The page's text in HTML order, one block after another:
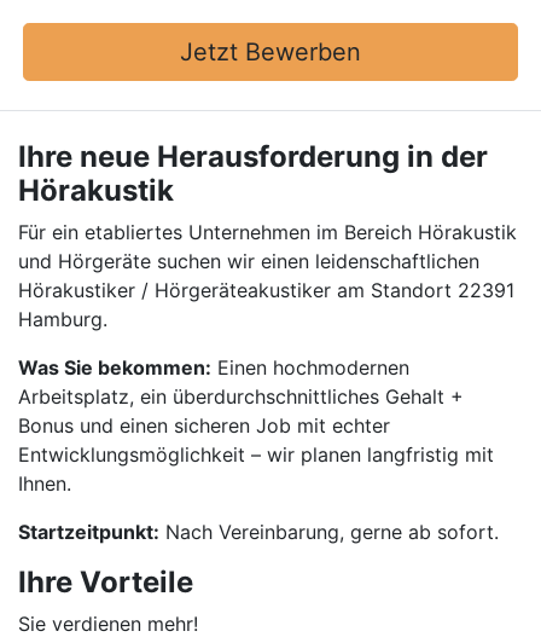
Jetzt Bewerben
Ihre neue Herausforderung in der
Hörakustik
Für ein etabliertes Unternehmen im Bereich Hörakustik
und Hörgeräte suchen wir einen leidenschaftlichen
Hörakustiker / Hörgeräteakustiker am Standort 22391
Hamburg.
Was Sie bekommen: Einen hochmodernen
Arbeitsplatz, ein überdurchschnittliches Gehalt +
Bonus und einen sicheren Job mit echter
Entwicklungsmöglichkeit – wir planen langfristig mit
Ihnen.
Startzeitpunkt: Nach Vereinbarung, gerne ab sofort.
Ihre Vorteile
Sie verdienen mehr!